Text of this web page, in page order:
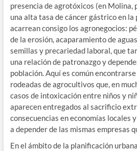
presencia de agrotóxicos (en Molina,
una alta tasa de cáncer gástrico en la
acarrean consigo los agronegocios:
de la erosión, acaparamiento de
semillas y precariedad laboral, que
una relación de patronazgo y
población. Aquí es común
rodeadas de agrocultivos que, en
casos de intoxicación entre niños y
aparecen entregados al sacrificio
consecuencias en economías locales
a depender de las mismas empresas
En el ámbito de la planificación